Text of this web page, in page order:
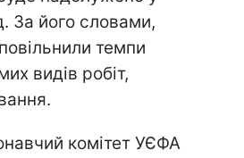
За його словами,
темпи
видів робіт,
комітет УЄФА